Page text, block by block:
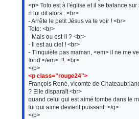
<p> Toto est à l'église et il se balance
n lui dit alors : <br>
- Arrête le petit Jésus va te voir ! <br>
Toto: <br>
- Mais ou est-il ? <br>
- Il est au ciel ! <br>
- T'inquiète pas maman, <em> il ne me
fond </em>  !!. <br>
<p class="rouge24">
François René, vicomte de
? Elle disparaît <br>
quand celui qui est aimé tombe dans le
lui qui aime devient puissant. </q>
</p>